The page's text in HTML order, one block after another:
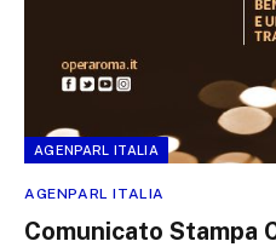
AGENPARL ITALIA
AGENPARL ITALIA
Comunicato Stampa